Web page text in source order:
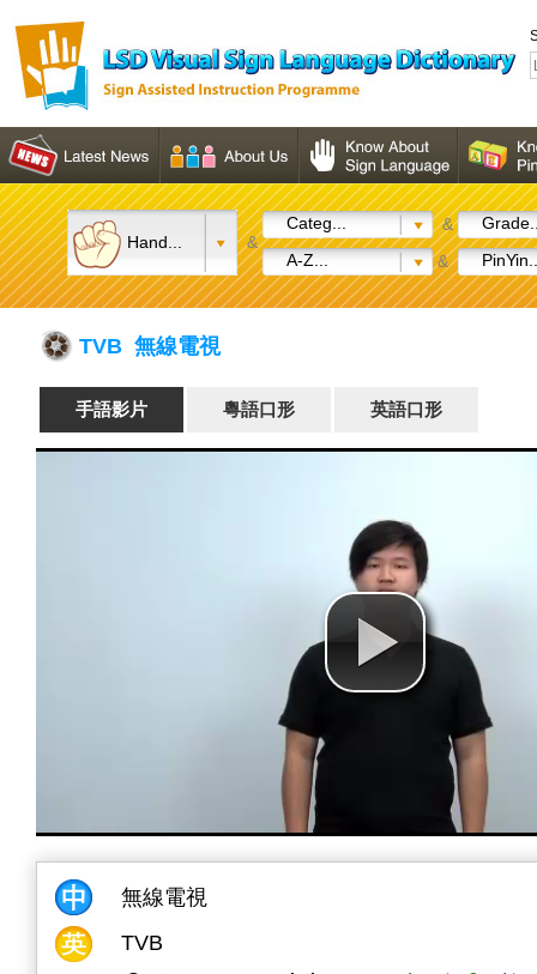
Hand... &
Categ... &
A-Z...
&
TVB 無線電視
手語影片 粵語口形 英語口形
無線電視
TVB